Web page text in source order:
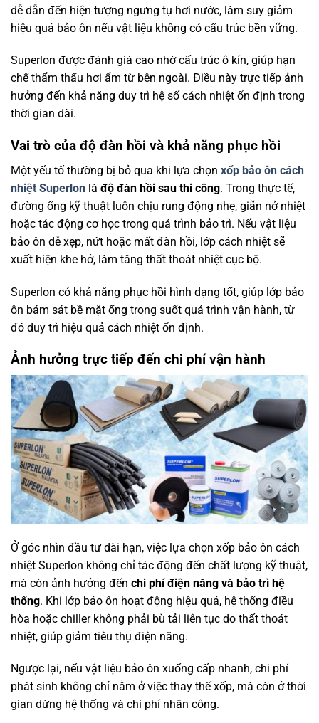
dễ dẫn đến hiện tượng ngưng tụ hơi nước, làm suy giảm
hiệu quả bảo ôn nếu vật liệu không có cấu trúc bền vững.
Superlon được đánh giá cao nhờ cấu trúc ô kín, giúp hạn
chế thẩm thấu hơi ẩm từ bên ngoài. Điều này trực tiếp ảnh
hưởng đến khả năng duy trì hệ số cách nhiệt ổn định trong
thời gian dài.
Vai trò của độ đàn hồi và khả năng phục hồi
Một yếu tố thường bị bỏ qua khi lựa chọn xốp bảo ôn cách
nhiệt Superlon là độ đàn hồi sau thi công. Trong thực tế,
đường ống kỹ thuật luôn chịu rung động nhẹ, giãn nở nhiệt
hoặc tác động cơ học trong quá trình bảo trì. Nếu vật liệu
bảo ôn dễ xẹp, nứt hoặc mất đàn hồi, lớp cách nhiệt sẽ
xuất hiện khe hở, làm tăng thất thoát nhiệt cục bộ.
Superlon có khả năng phục hồi hình dạng tốt, giúp lớp bảo
ôn bám sát bề mặt ống trong suốt quá trình vận hành, từ
đó duy trì hiệu quả cách nhiệt ổn định.
Ảnh hưởng trực tiếp đến chi phí vận hành
Ở góc nhìn đầu tư dài hạn, việc lựa chọn xốp bảo ôn cách
nhiệt Superlon không chỉ tác động đến chất lượng kỹ thuật,
mà còn ảnh hưởng đến chi phí điện năng và bảo trì hệ
thống. Khi lớp bảo ôn hoạt động hiệu quả, hệ thống điều
hòa hoặc chiller không phải bù tải liên tục do thất thoát
nhiệt, giúp giảm tiêu thụ điện năng.
Ngược lại, nếu vật liệu bảo ôn xuống cấp nhanh, chi phí
phát sinh không chỉ nằm ở việc thay thế xốp, mà còn ở thời
gian dừng hệ thống và chi phí nhân công.